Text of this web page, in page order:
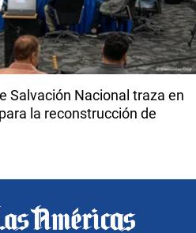
Salvación Nacional traza en
la reconstrucción de